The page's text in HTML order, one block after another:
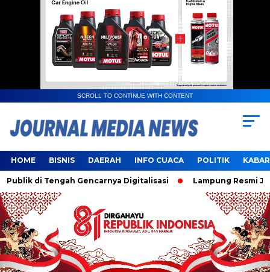
SCROLL TO CONTINUE WITH CONTENT
HOME BISNIS DAERAH INFO CUACA POLITIK
di Tengah Gencarnya Digitalisasi Lampung Resmi Jadi